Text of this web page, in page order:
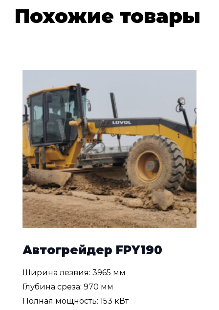
Похожие товары
Автогрейдер FPY190
Ширина лезвия: 3965 мм
Глубина среза: 970 мм
Полная мощность: 153 кВт